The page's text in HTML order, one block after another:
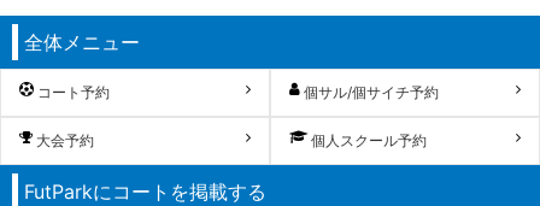
全体メニュー
コート予約 個サル/個サイチ予約
大会予約 個人スクール予約
FutParkにコートを掲載する